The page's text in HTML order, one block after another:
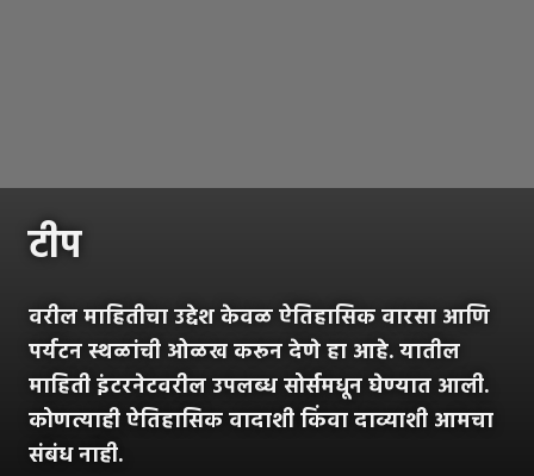
टीप
वरील माहितीचा उद्देश केवळ ऐतिहासिक वारसा आणि
पर्यटन स्थळांची ओळख करून देणे हा आहे. यातील
माहिती इंटरनेटवरील उपलब्ध सोर्समधून घेण्यात आली.
कोणत्याही ऐतिहासिक वादाशी किंवा दाव्याशी आमचा
संबंध नाही.